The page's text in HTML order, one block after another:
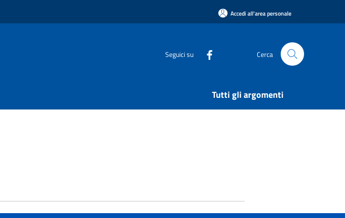
Accedi all'area personale
Seguici su Cerca
Tutti gli argomenti